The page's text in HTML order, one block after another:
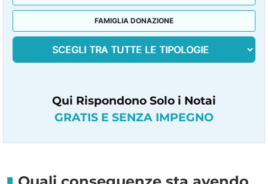
FAMIGLIA DONAZIONE
Qui Rispondono Solo i Notai
GRATIS E SENZA IMPEGNO